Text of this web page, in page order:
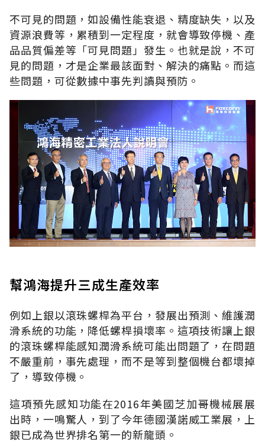
不可見的問題，如設備性能衰退、精度缺失，以及
資源浪費等，累積到一定程度，就會導致停機、產
品品質偏差等「可見問題」發生。也就是說，不可
見的問題，才是企業最該面對、解決的痛點。而這
些問題，可從數據中事先判讀與預防。
幫鴻海提升三成生產效率
例如上銀以滾珠螺桿為平台，發展出預測、維護潤
滑系統的功能，降低螺桿損壞率。這項技術讓上銀
的滾珠螺桿能感知潤滑系統可能出問題了，在問題
不嚴重前，事先處理，而不是等到整個機台都壞掉
了，導致停機。
這項預先感知功能在2016年美國芝加哥機械展展
出時，一鳴驚人，到了今年德國漢諾威工業展，上
銀已成為世界排名第一的新龍頭。